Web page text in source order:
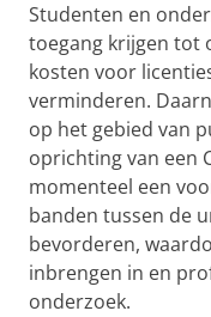
Studenten en
toegang krijgen tot
kosten voor
verminderen.
op het gebied van
oprichting van een
momenteel een
banden tussen de
bevorderen,
inbrengen in en
onderzoek.